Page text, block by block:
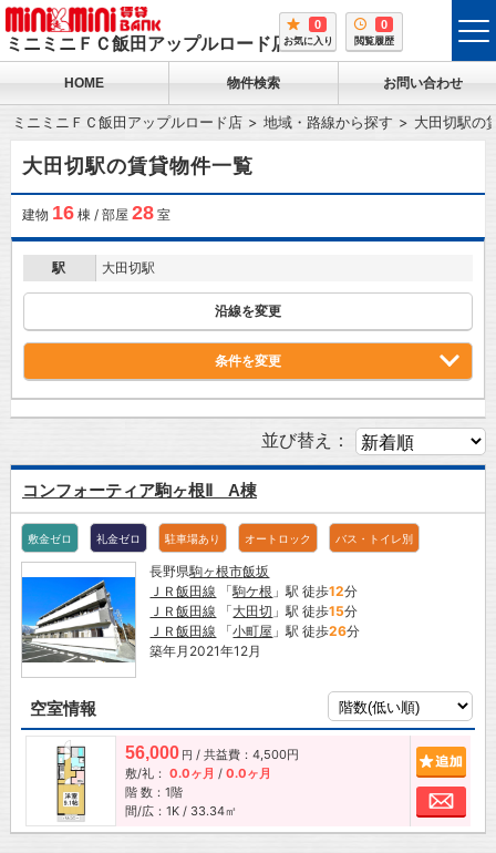
ミニミニＦＣ飯田アップルロード店
0
お気に入り
0
閲覧履歴
HOME 物件検索 お問い合わせ
ミニミニＦＣ飯田アップルロード店 地域・路線から探す 大田切駅の
大田切駅の賃貸物件一覧
建物 16棟 / 部屋 28室
駅 大田切駅
沿線を変更
条件を変更
並び替え：
コンフォーティア駒ヶ根Ⅱ A棟
敷金ゼロ 礼金ゼロ 駐車場あり オートロック バス・トイレ別
長野県駒ヶ根市飯坂
ＪＲ飯田線 「駒ケ根 」駅 徒歩12分
ＪＲ飯田線 「大田切 」駅 徒歩15分
ＪＲ飯田線 「小町屋 」駅 徒歩26分
築年月2021年12月
空室情報
56,000 円 / 共益費：4,500円
敷/礼： 0.0ヶ月 / 0.0ヶ月
階 数：1階
間/広：1K / 33.34㎡
お